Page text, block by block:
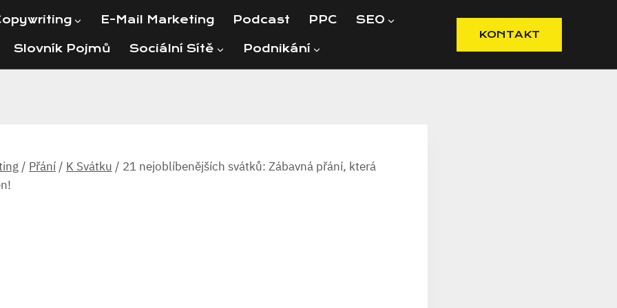
E-Mail Marketing Podcast PPC SEO
Slovník Pojmů Sociální Sítě Podnikání
KONTAKT
/ Přání / K Svátku / 21 nejoblíbenějších svátků: Zábavná přání, která